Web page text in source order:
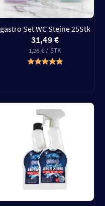
gastro Set WC Steine 25Stk
31,49 €
1,26 € / STK